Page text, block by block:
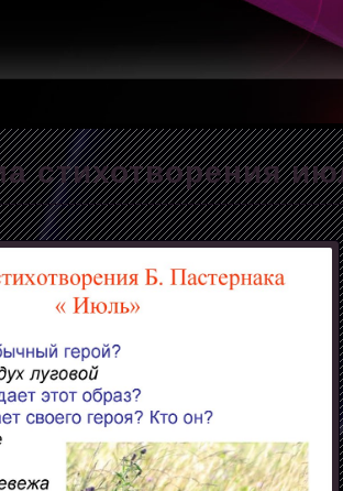
стихотворения